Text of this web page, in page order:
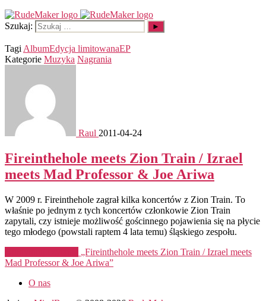
Szukaj:
Tagi AlbumEdycja limitowanaEP
Kategorie Muzyka Nagrania
Raul 2011-04-24
Fireinthehole meets Zion Train / Izrael
meets Mad Professor & Joe Ariwa
W 2009 r. Fireinthehole zagrał kilka koncertów z Zion Train. To
właśnie po jednym z tych koncertów członkowie Zion Train
zapytali, czy istnieje możliwość gościnnego pojawienia się na płycie
tego młodego (powstali raptem 4 lata temu) śląskiego zespołu.
„Fireinthehole meets Zion Train / Izrael meets
Mad Professor & Joe Ariwa”
O nas